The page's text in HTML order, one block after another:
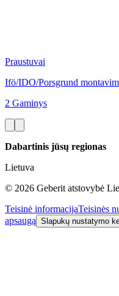
Praustuvai
Ifö/IDO/Porsgrund
2 Gaminys
Dabartinis jūsų regionas
Lietuva
© 2026 Geberit atstovybė
Teisinė informacijaTeisinės
apsaugą Slapukų nustatymo